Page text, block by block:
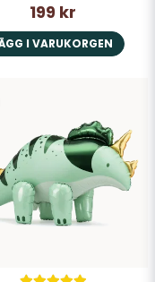
199 kr
I VARUKORGEN